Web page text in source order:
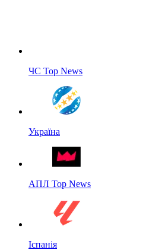
ЧС Top News
Україна
АПЛ Top News
Іспанія